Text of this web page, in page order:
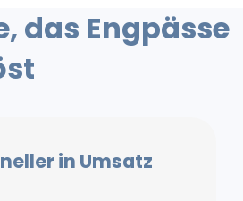
das Engpässe
in Umsatz